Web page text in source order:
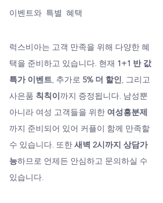
이벤트와 특별 혜택
럭스비아는 고객 만족을 위해 다양한 혜
택을 준비하고 있습니다. 현재 1+1 반 값
특가 이벤트, 추가로 5% 더 할인, 그리고
사은품 칙칙이까지 증정됩니다. 남성뿐
아니라 여성 고객들을 위한 여성흥분제
까지 준비되어 있어 커플이 함께 만족할
수 있습니다. 또한 새벽 2시까지 상담가
능하므로 언제든 안심하고 문의하실 수
있습니다.